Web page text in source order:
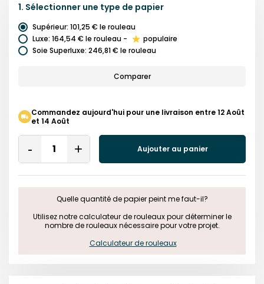
1. Sélectionner une type de papier
Supérieur: 101,25 € le rouleau
Luxe: 164,54 € le rouleau -
populaire
Soie Superluxe: 246,81 € le rouleau
Comparer
Commandez aujourd'hui pour une livraison entre 12 Août
et 14 Août
Quantity
Remove
One
Add
One
Aujouter au panier
Quelle quantité de papier peint me faut-il?
Utilisez notre calculateur de rouleaux pour déterminer le
nombre de rouleaux nécessaire pour votre projet.
Calculateur de rouleaux